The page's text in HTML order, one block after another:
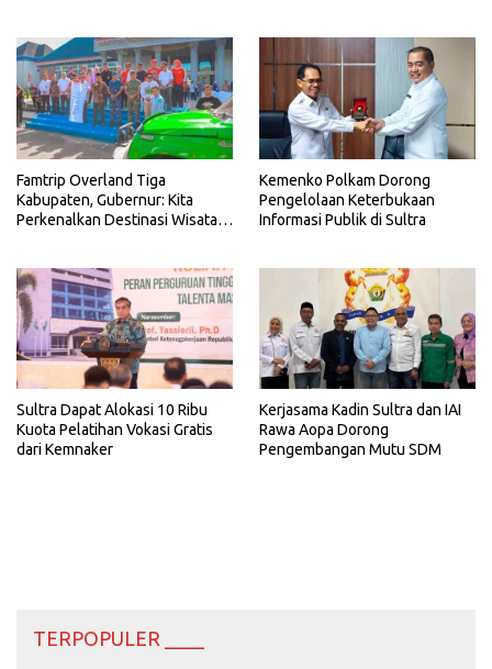
Famtrip Overland Tiga
Kabupaten, Gubernur: Kita
Perkenalkan Destinasi Wisata
Kemenko Polkam Dorong
Pengelolaan Keterbukaan
Informasi Publik di Sultra
Sultra Dapat Alokasi 10 Ribu
Kuota Pelatihan Vokasi Gratis
dari Kemnaker
Kerjasama Kadin Sultra dan IAI
Rawa Aopa Dorong
Pengembangan Mutu SDM
TERPOPULER ____